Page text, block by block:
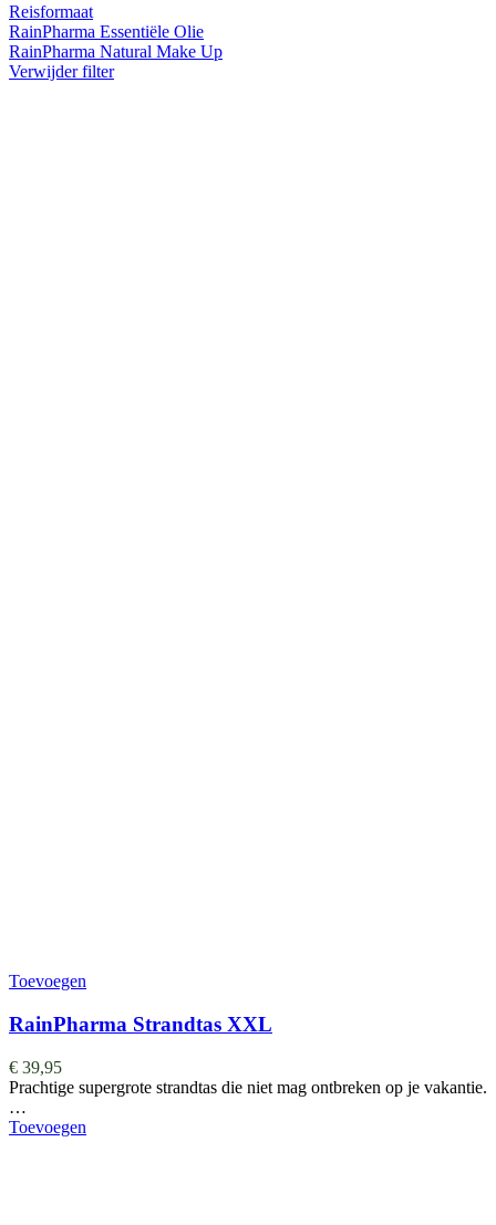
Reisformaat
RainPharma Essentiële Olie
RainPharma Natural Make Up
Verwijder filter
Toevoegen
RainPharma Strandtas XXL
€ 39,95
Prachtige supergrote strandtas die niet mag ontbreken op je vakantie.
…
Toevoegen